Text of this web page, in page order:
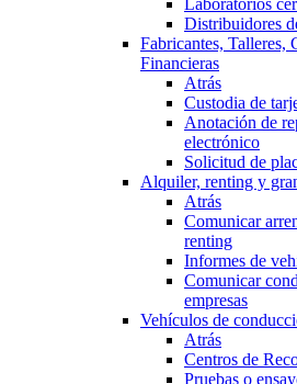
Laboratorios
Distribuidores
Fabricantes, Talleres,
Financieras
Atrás
Custodia de
Anotación de
electrónico
Solicitud de
Alquiler, renting y
Atrás
Comunicar
renting
Informes de
Comunicar
empresas
Vehículos de
Atrás
Centros de
Pruebas o